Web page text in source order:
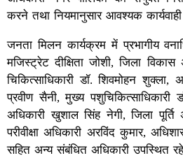
करने तथा नियमानुसार आवश्यक
जनता मिलन कार्यक्रम में प्रभागीय
मजिस्ट्रेट दीक्षिता जोशी, जिला
चिकित्साधिकारी डॉ. शिवमोहन
प्रवीण सैनी, मुख्य पशुचिकित्साधिकारी
अधिकारी खुशाल सिंह नेगी, जिला
परीवीक्षा अधिकारी अरविंद कुमार,
सहित अन्य संबंधित अधिकारी उपस्थित